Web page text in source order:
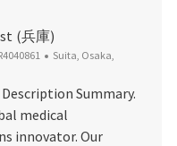
(兵庫)
du poste Emplacement
Suita, Osaka,
Summary.
medical
innovator. Our